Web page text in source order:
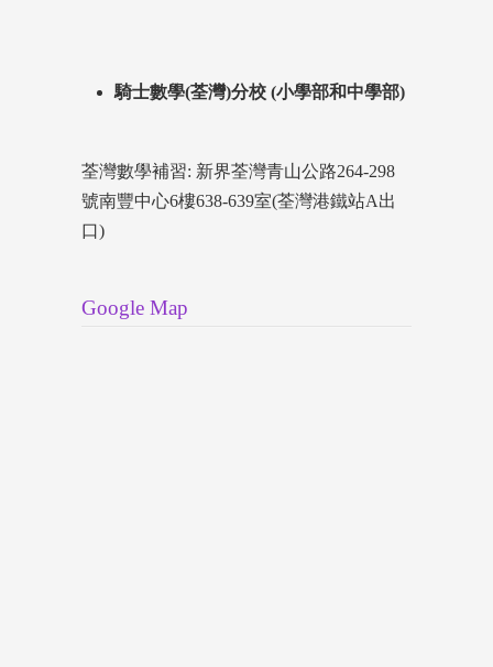
騎士數學(荃灣)分校 (小學部和中學部)
荃灣數學補習: 新界荃灣青山公路264-298
號南豐中心6樓638-639室(荃灣港鐵站A出
口)
Google Map